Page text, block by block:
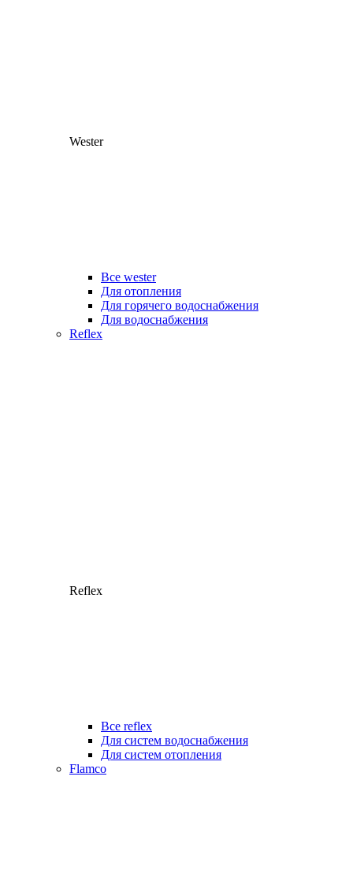
Wester
Все wester
Для отопления
Для горячего водоснабжения
Для водоснабжения
Reflex
Reflex
Все reflex
Для систем водоснабжения
Для систем отопления
Flamco